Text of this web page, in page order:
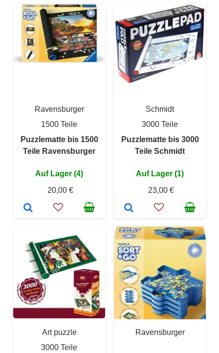
Ravensburger
1500 Teile
Puzzlematte bis 1500
Teile Ravensburger
Auf Lager (4)
20,00 €
Schmidt
3000 Teile
Puzzlematte bis 3000
Teile Schmidt
Auf Lager (1)
23,00 €
Art puzzle
3000 Teile
Ravensburger